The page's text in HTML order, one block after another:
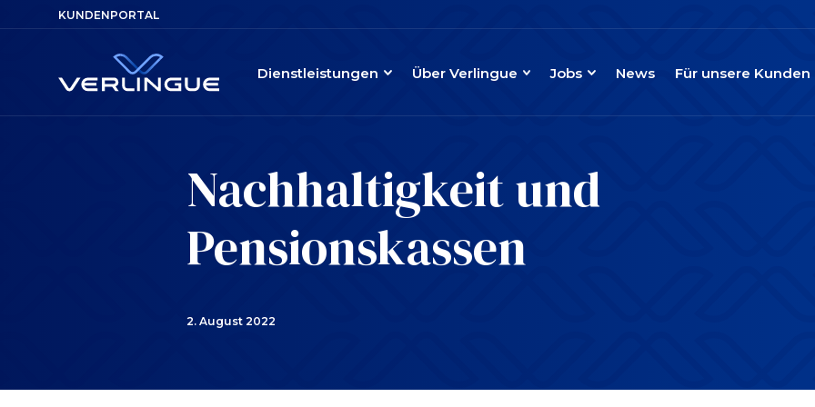
KUNDENPORTAL
Dienstleistungen Über Verlingue Jobs News Für unsere Kunden
Nachhaltigkeit und
Pensionskassen
2. August 2022